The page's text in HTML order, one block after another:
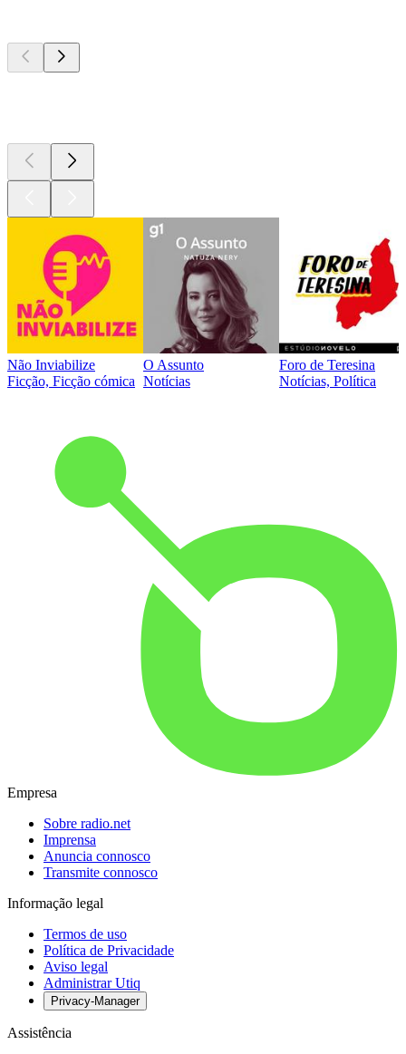
Não Inviabilize
Ficção, Ficção cómica
O Assunto
Notícias
Foro de Teresina
Notícias, Política
Empresa
Sobre radio.net
Imprensa
Anuncia connosco
Transmite connosco
Informação legal
Termos de uso
Política de Privacidade
Aviso legal
Administrar Utiq
Privacy-Manager
Assistência